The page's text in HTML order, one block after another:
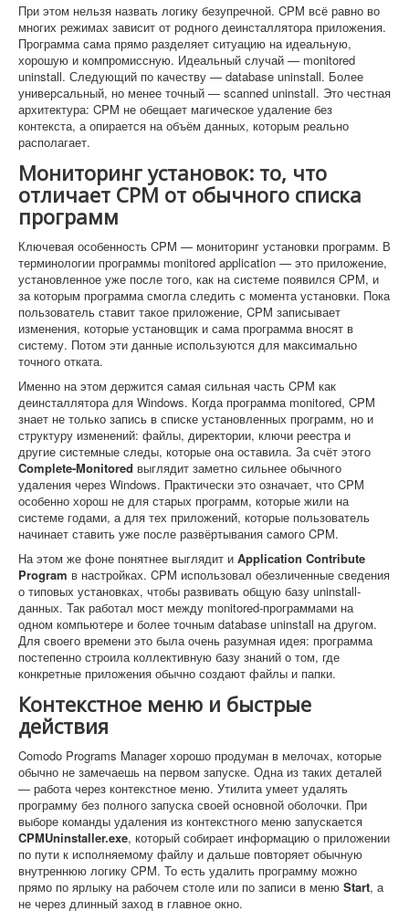
При этом нельзя назвать логику безупречной. CPM всё равно во
многих режимах зависит от родного деинсталлятора приложения.
Программа сама прямо разделяет ситуацию на идеальную,
хорошую и компромиссную. Идеальный случай — monitored
uninstall. Следующий по качеству — database uninstall. Более
универсальный, но менее точный — scanned uninstall. Это честная
архитектура: CPM не обещает магическое удаление без
контекста, а опирается на объём данных, которым реально
располагает.
Мониторинг установок: то, что
отличает CPM от обычного списка
программ
Ключевая особенность CPM — мониторинг установки программ. В
терминологии программы monitored application — это приложение,
установленное уже после того, как на системе появился CPM, и
за которым программа смогла следить с момента установки. Пока
пользователь ставит такое приложение, CPM записывает
изменения, которые установщик и сама программа вносят в
систему. Потом эти данные используются для максимально
точного отката.
Именно на этом держится самая сильная часть CPM как
деинсталлятора для Windows. Когда программа monitored, CPM
знает не только запись в списке установленных программ, но и
структуру изменений: файлы, директории, ключи реестра и
другие системные следы, которые она оставила. За счёт этого
Complete-Monitored выглядит заметно сильнее обычного
удаления через Windows. Практически это означает, что CPM
особенно хорош не для старых программ, которые жили на
системе годами, а для тех приложений, которые пользователь
начинает ставить уже после развёртывания самого CPM.
На этом же фоне понятнее выглядит и Application Contribute
Program в настройках. CPM использовал обезличенные сведения
о типовых установках, чтобы развивать общую базу uninstall-
данных. Так работал мост между monitored-программами на
одном компьютере и более точным database uninstall на другом.
Для своего времени это была очень разумная идея: программа
постепенно строила коллективную базу знаний о том, где
конкретные приложения обычно создают файлы и папки.
Контекстное меню и быстрые
действия
Comodo Programs Manager хорошо продуман в мелочах, которые
обычно не замечаешь на первом запуске. Одна из таких деталей
— работа через контекстное меню. Утилита умеет удалять
программу без полного запуска своей основной оболочки. При
выборе команды удаления из контекстного меню запускается
CPMUninstaller.exe, который собирает информацию о приложении
по пути к исполняемому файлу и дальше повторяет обычную
внутреннюю логику CPM. То есть удалить программу можно
прямо по ярлыку на рабочем столе или по записи в меню Start, а
не через длинный заход в главное окно.